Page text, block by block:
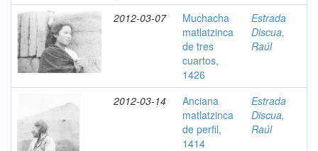
2012-03-07
Muchacha
matlatzinca
de tres
cuartos,
1426
Estrada
Discua,
Raúl
2012-03-14
Anciana
matlatzinca
de perfil,
1414
Estrada
Discua,
Raúl